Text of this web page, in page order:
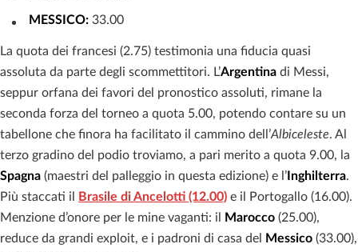
MESSICO: 33.00
La quota dei francesi (2.75) testimonia una fiducia quasi
assoluta da parte degli scommettitori. L’Argentina di Messi,
seppur orfana dei favori del pronostico assoluti, rimane la
seconda forza del torneo a quota 5.00, potendo contare su un
tabellone che finora ha facilitato il cammino dell’Albiceleste. Al
terzo gradino del podio troviamo, a pari merito a quota 9.00, la
Spagna (maestri del palleggio in questa edizione) e l’ Inghilterra.
Più staccati il
Brasile di Ancelotti (12.00) e il Portogallo (16.00).
Menzione d’onore per le mine vaganti: il
Marocco (25.00),
reduce da grandi exploit, e i padroni di casa del
Messico (33.00),